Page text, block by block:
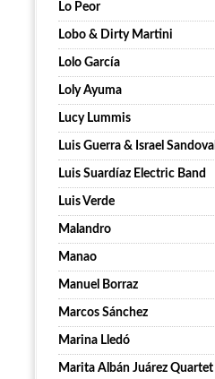
Lo Peor
Lobo & Dirty Martini
Lolo García
Loly Ayuma
Lucy Lummis
Luis Guerra & Israel Sandoval
Luis Suardíaz Electric Band
Luis Verde
Malandro
Manao
Manuel Borraz
Marcos Sánchez
Marina Lledó
Marita Albán Juárez Quartet